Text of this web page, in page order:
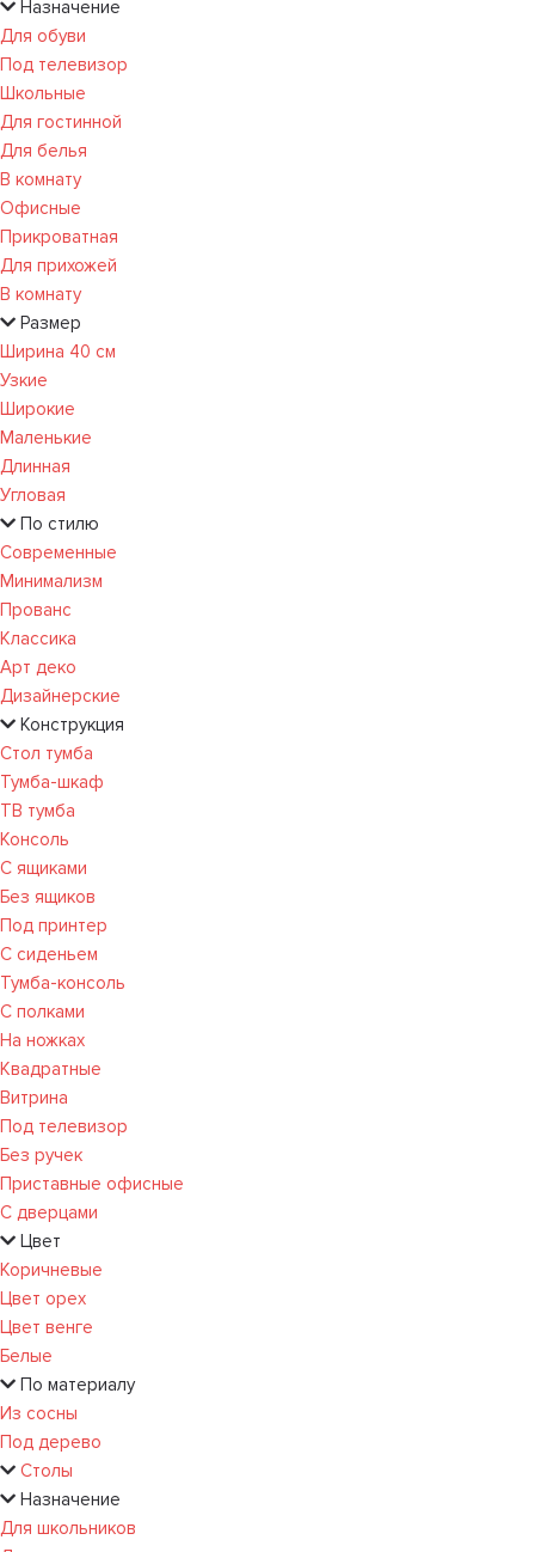
Назначение
Для обуви
Под телевизор
Школьные
Для гостинной
Для белья
В комнату
Офисные
Прикроватная
Для прихожей
В комнату
Размер
Ширина 40 см
Узкие
Широкие
Маленькие
Длинная
Угловая
По стилю
Современные
Минимализм
Прованс
Классика
Арт деко
Дизайнерские
Конструкция
Стол тумба
Тумба-шкаф
ТВ тумба
Консоль
С ящиками
Без ящиков
Под принтер
С сиденьем
Тумба-консоль
С полками
На ножках
Квадратные
Витрина
Под телевизор
Без ручек
Приставные офисные
С дверцами
Цвет
Коричневые
Цвет орех
Цвет венге
Белые
По материалу
Из сосны
Под дерево
Столы
Назначение
Для школьников